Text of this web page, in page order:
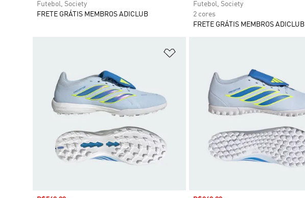
Futebol, Society
FRETE GRÁTIS MEMBROS ADICLUB
Futebol, Society
2 cores
FRETE GRÁTIS MEMBROS ADICLUB